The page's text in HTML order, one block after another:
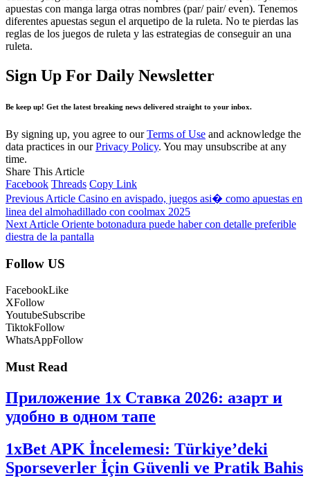
apuestas con manga larga otras nombres (par/ pair/ even). Tenemos
diferentes apuestas segun el arquetipo de la ruleta. No te pierdas las
reglas de los juegos de ruleta y las estrategias de conseguir an una
ruleta.
Sign Up For Daily Newsletter
Be keep up! Get the latest breaking news delivered straight to your inbox.
By signing up, you agree to ourTerms of Use and acknowledge the
data practices in ourPrivacy Policy. You may unsubscribe at any
time.
Share This Article
Facebook Threads Copy Link
Previous Article Casino en avispado, juegos asi� como apuestas en
linea del almohadillado con coolmax 2025
Next Article Oriente botonadura puede haber con detalle preferible
diestra de la pantalla
Follow US
FacebookLike
XFollow
YoutubeSubscribe
TiktokFollow
WhatsAppFollow
Must Read
Приложение 1x Ставка 2026: азарт и
удобно в одном тапе
1xBet APK İncelemesi: Türkiye’deki
Sporseverler İçin Güvenli ve Pratik Bahis